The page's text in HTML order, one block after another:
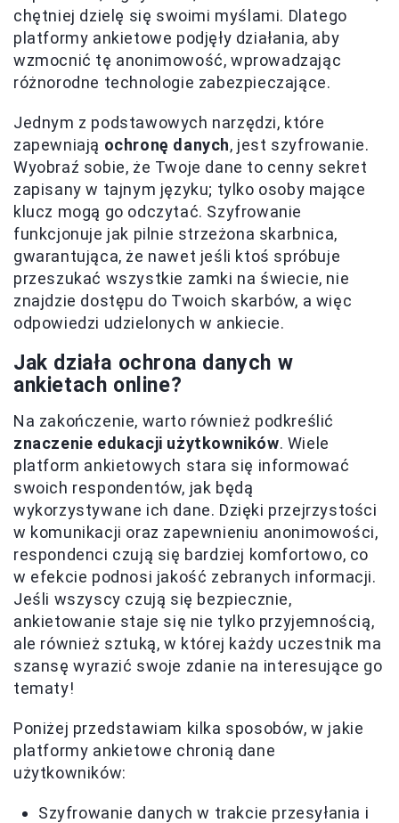
chętniej dzielę się swoimi myślami. Dlatego
platformy ankietowe podjęły działania, aby
wzmocnić tę anonimowość, wprowadzając
różnorodne technologie zabezpieczające.
Jednym z podstawowych narzędzi, które
zapewniają ochronę danych, jest szyfrowanie.
Wyobraź sobie, że Twoje dane to cenny sekret
zapisany w tajnym języku; tylko osoby mające
klucz mogą go odczytać. Szyfrowanie
funkcjonuje jak pilnie strzeżona skarbnica,
gwarantująca, że nawet jeśli ktoś spróbuje
przeszukać wszystkie zamki na świecie, nie
znajdzie dostępu do Twoich skarbów, a więc
odpowiedzi udzielonych w ankiecie.
Jak działa ochrona danych w
ankietach online?
Na zakończenie, warto również podkreślić
znaczenie edukacji użytkowników. Wiele
platform ankietowych stara się informować
swoich respondentów, jak będą
wykorzystywane ich dane. Dzięki przejrzystości
w komunikacji oraz zapewnieniu anonimowości,
respondenci czują się bardziej komfortowo, co
w efekcie podnosi jakość zebranych informacji.
Jeśli wszyscy czują się bezpiecznie,
ankietowanie staje się nie tylko przyjemnością,
ale również sztuką, w której każdy uczestnik ma
szansę wyrazić swoje zdanie na interesujące go
tematy!
Poniżej przedstawiam kilka sposobów, w jakie
platformy ankietowe chronią dane
użytkowników:
Szyfrowanie danych w trakcie przesyłania i